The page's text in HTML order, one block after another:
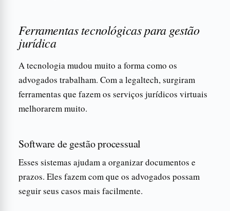
Ferramentas tecnológicas para gestão
jurídica
A tecnologia mudou muito a forma como os
advogados trabalham. Com a legaltech, surgiram
ferramentas que fazem os serviços jurídicos virtuais
melhorarem muito.
Software de gestão processual
Esses sistemas ajudam a organizar documentos e
prazos. Eles fazem com que os advogados possam
seguir seus casos mais facilmente.